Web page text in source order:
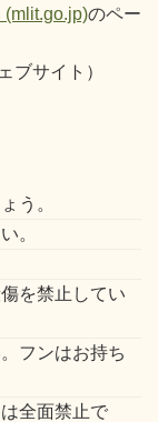
(mlit.go.jp)のペー
ブサイト）
う。
。
を禁止してい
フンはお持ち
全面禁止で